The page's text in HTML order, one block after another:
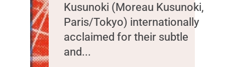
Kusunoki (Moreau Kusunoki,
Paris/Tokyo) internationally
acclaimed for their subtle
and...